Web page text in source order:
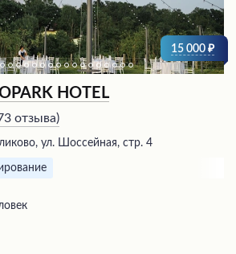
15 000
HOTEL
отзыва)
ул. Шоссейная, стр. 4